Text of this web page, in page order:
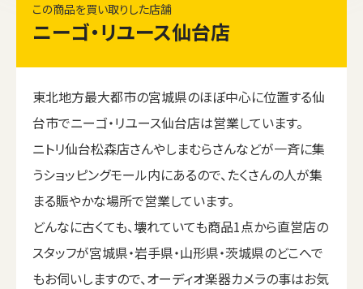
この商品を買い取りした店舗
ニーゴ・リユース仙台店
東北地方最大都市の宮城県のほぼ中心に位置する仙
台市でニーゴ・リユース仙台店は営業しています。
ニトリ仙台松森店さんやしまむらさんなどが一斉に集
うショッピングモール内にあるので、たくさんの人が集
まる賑やかな場所で営業しています。
どんなに古くても、壊れていても商品1点から直営店の
スタッフが宮城県・岩手県・山形県・茨城県のどこへで
もお伺いしますので、オーディオ楽器カメラの事はお気